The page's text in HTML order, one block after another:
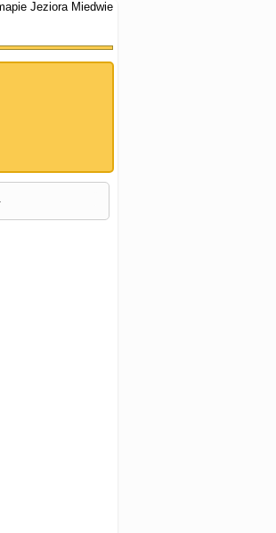
Jeziora Miedwie